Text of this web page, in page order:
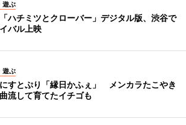
遊ぶ
ハチミツとクローバー」デジタル版、渋谷で
バル上映
遊ぶ
すとぷり「縁日かふぇ」 メンカラたこやき
流して育てたイチゴも